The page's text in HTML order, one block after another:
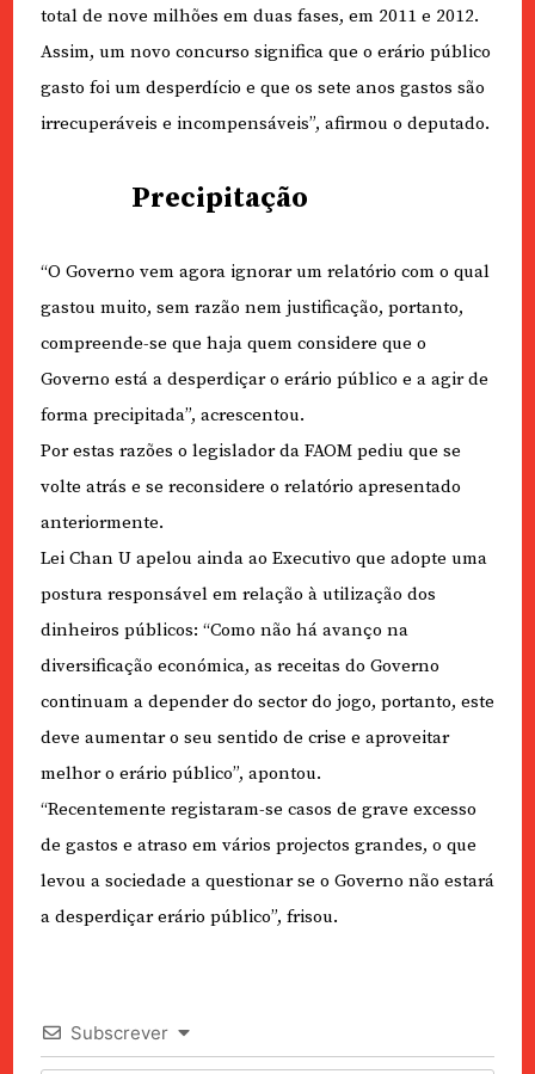
total de nove milhões em duas fases, em 2011 e 2012.
Assim, um novo concurso significa que o erário público
gasto foi um desperdício e que os sete anos gastos são
irrecuperáveis e incompensáveis”, afirmou o deputado.
Precipitação
“O Governo vem agora ignorar um relatório com o qual
gastou muito, sem razão nem justificação, portanto,
compreende-se que haja quem considere que o
Governo está a desperdiçar o erário público e a agir de
forma precipitada”, acrescentou.
Por estas razões o legislador da FAOM pediu que se
volte atrás e se reconsidere o relatório apresentado
anteriormente.
Lei Chan U apelou ainda ao Executivo que adopte uma
postura responsável em relação à utilização dos
dinheiros públicos: “Como não há avanço na
diversificação económica, as receitas do Governo
continuam a depender do sector do jogo, portanto, este
deve aumentar o seu sentido de crise e aproveitar
melhor o erário público”, apontou.
“Recentemente registaram-se casos de grave excesso
de gastos e atraso em vários projectos grandes, o que
levou a sociedade a questionar se o Governo não estará
a desperdiçar erário público”, frisou.
Subscrever